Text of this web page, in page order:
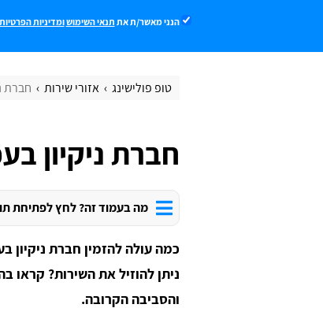
הנני מאשר/ת את תנאי השימושומדיניות הפרטיות
טופ פולישינג אזורי שירות חברת
חברת ניקיון
מה בעמוד זה? לחץ לפתיחת
כמה עולה להזמין חברת ניקיון
ניתן להוזיל את השירות? קראו
והסביבה הקרובה.